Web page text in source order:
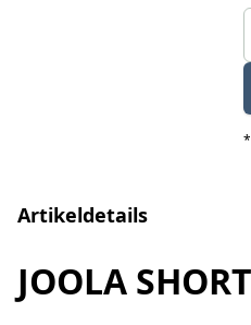
*
Artikeldetails
JOOLA